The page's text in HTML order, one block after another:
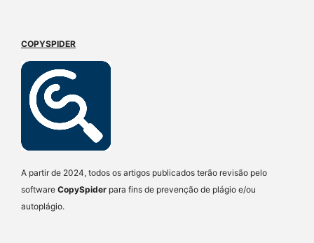
COPYSPIDER
A partir de 2024, todos os artigos publicados terão revisão pelo
software CopySpider para fins de prevenção de plágio e/ou
autoplágio.